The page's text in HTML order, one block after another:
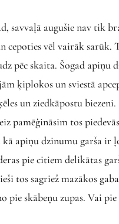
savvaļā augušie nav tik
cepoties vēl vairāk sarūk.
pēc skaita. Šogad apiņu
ķiplokos un sviestā
un ziedkāpostu biezeni.
pamēģināsim tos
kā apiņu dzinumu garša ir
pie citiem delikātas
tos sagriež mazākos
pie skābeņu zupas. Vai pie